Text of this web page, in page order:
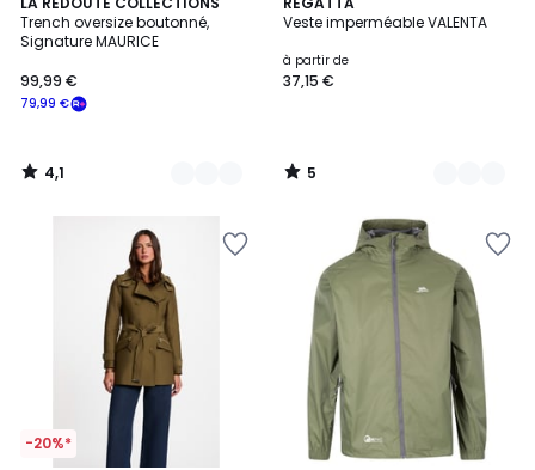
Trench oversize boutonné,
Signature MAURICE
79,99 €
99,99 €
/ 5
3
Couleurs
4,1
/
Veste imperméable VALENTA
à partir de
37,15 €
/
4
Couleurs
5
/
-20%*